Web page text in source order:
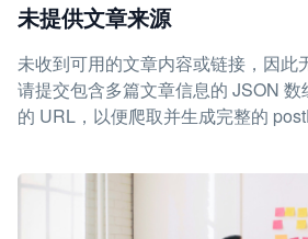
未提供文章来源
未收到可用的文章内容或链接，因此
请提交包含多篇文章信息的 JSON
的 URL，以便爬取并生成完整的